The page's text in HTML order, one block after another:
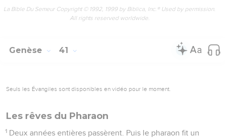
La Bible Du Semeur Copyright © 1992, 1999 by Biblica, Inc.® Used by permission.
All rights reserved worldwide.
Genèse 41
Seuls les Évangiles sont disponibles en vidéo pour le moment.
Les rêves du Pharaon
1 Deux années entières passèrent. Puis le pharaon fit un